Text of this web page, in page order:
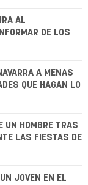
AL
DE LOS
A MENAS
QUE HAGAN LO
UN HOMBRE TRAS
LAS FIESTAS DE
JOVEN EN EL